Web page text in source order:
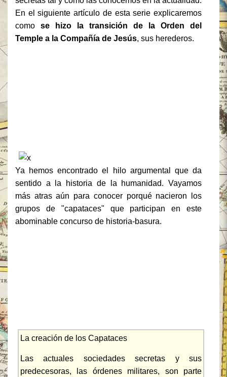
En el siguiente artículo de esta serie explicaremos
como se hizo la transición de la Orden del
Temple a la Compañía de Jesús, sus herederos.
Ya hemos encontrado el hilo argumental que da
sentido a la historia de la humanidad. Vayamos
más atras aún para conocer porqué nacieron los
grupos de "capataces" que participan en este
abominable concurso de historia-basura.
La creación de los Capataces
Las actuales sociedades secretas y sus
predecesoras, las órdenes militares, son parte